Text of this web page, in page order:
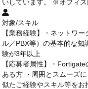
いしています。 ※オフィス
対象/スキル
【業務経験】・ネットワ
ル／PBX等）の基本的な
験が3年以上
【応募者属性】・
ある方 ・周囲とスムーズ
似たご経験やスキル等をお